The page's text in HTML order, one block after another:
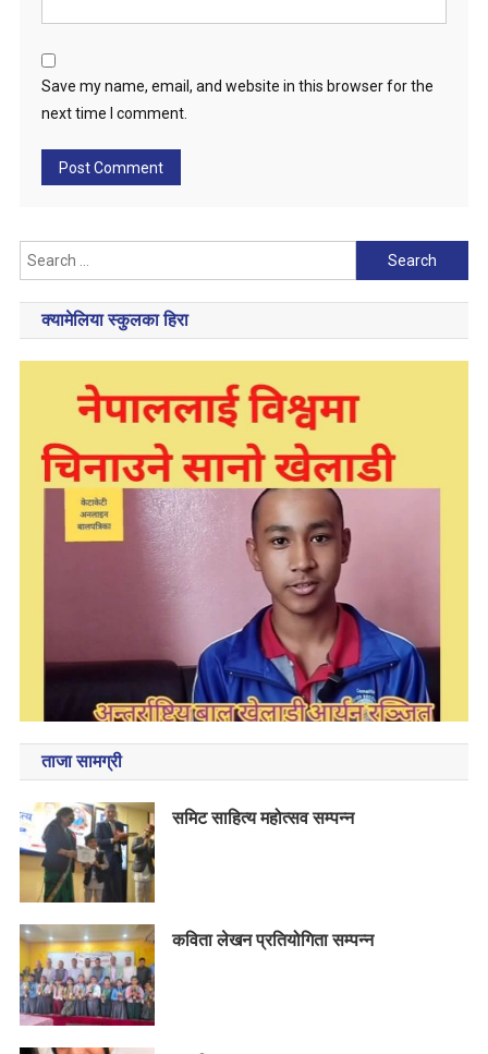
Save my name, email, and website in this browser for the
next time I comment.
Search
for:
क्यामेलिया स्कुलका हिरा
ताजा सामग्री
समिट साहित्य महोत्सव सम्पन्न
कविता लेखन प्रतियोगिता सम्पन्न